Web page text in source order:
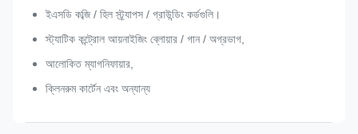
ইএসডি কব্জি / হিল স্ট্র্যাপস / গ্রাউন্ডিং কর্ডগুলি।
স্ট্যাটিক কন্ট্রোল আয়নাইজিং ব্লোয়ার / গান / অগ্রভাগ,
আলোকিত ম্যাগনিফায়ার,
ক্লিনরুম কার্টেন এবং অন্যান্য